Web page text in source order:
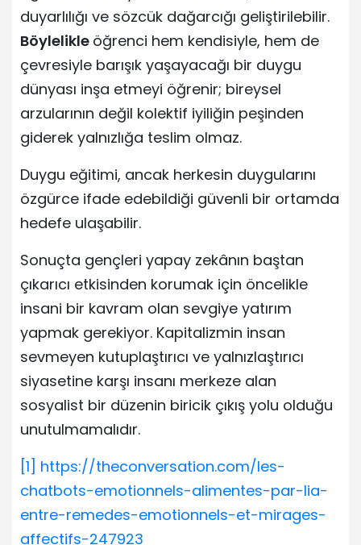
duyarlılığı ve sözcük dağarcığı geliştirilebilir.
Böylelikle öğrenci hem kendisiyle, hem de
çevresiyle barışık yaşayacağı bir duygu
dünyası inşa etmeyi öğrenir; bireysel
arzularının değil kolektif iyiliğin peşinden
giderek yalnızlığa teslim olmaz.
Duygu eğitimi, ancak herkesin duygularını
özgürce ifade edebildiği güvenli bir ortamda
hedefe ulaşabilir.
Sonuçta gençleri yapay zekânın baştan
çıkarıcı etkisinden korumak için öncelikle
insani bir kavram olan sevgiye yatırım
yapmak gerekiyor. Kapitalizmin insan
sevmeyen kutuplaştırıcı ve yalnızlaştırıcı
siyasetine karşı insanı merkeze alan
sosyalist bir düzenin biricik çıkış yolu olduğu
unutulmamalıdır.
[1] https://theconversation.com/les-
chatbots-emotionnels-alimentes-par-lia-
entre-remedes-emotionnels-et-mirages-
affectifs-247923